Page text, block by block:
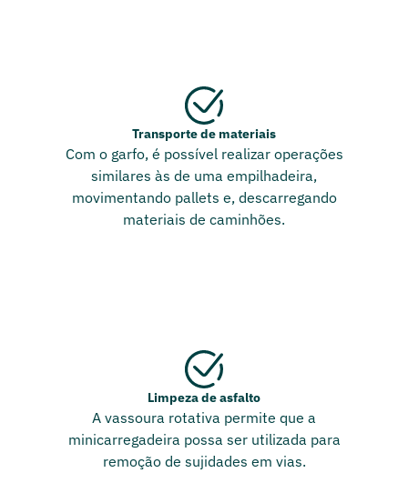
Transporte de materiais
Com o garfo, é possível realizar operações
similares às de uma empilhadeira,
movimentando pallets e, descarregando
materiais de caminhões.
Limpeza de asfalto
A vassoura rotativa permite que a
minicarregadeira possa ser utilizada para
remoção de sujidades em vias.